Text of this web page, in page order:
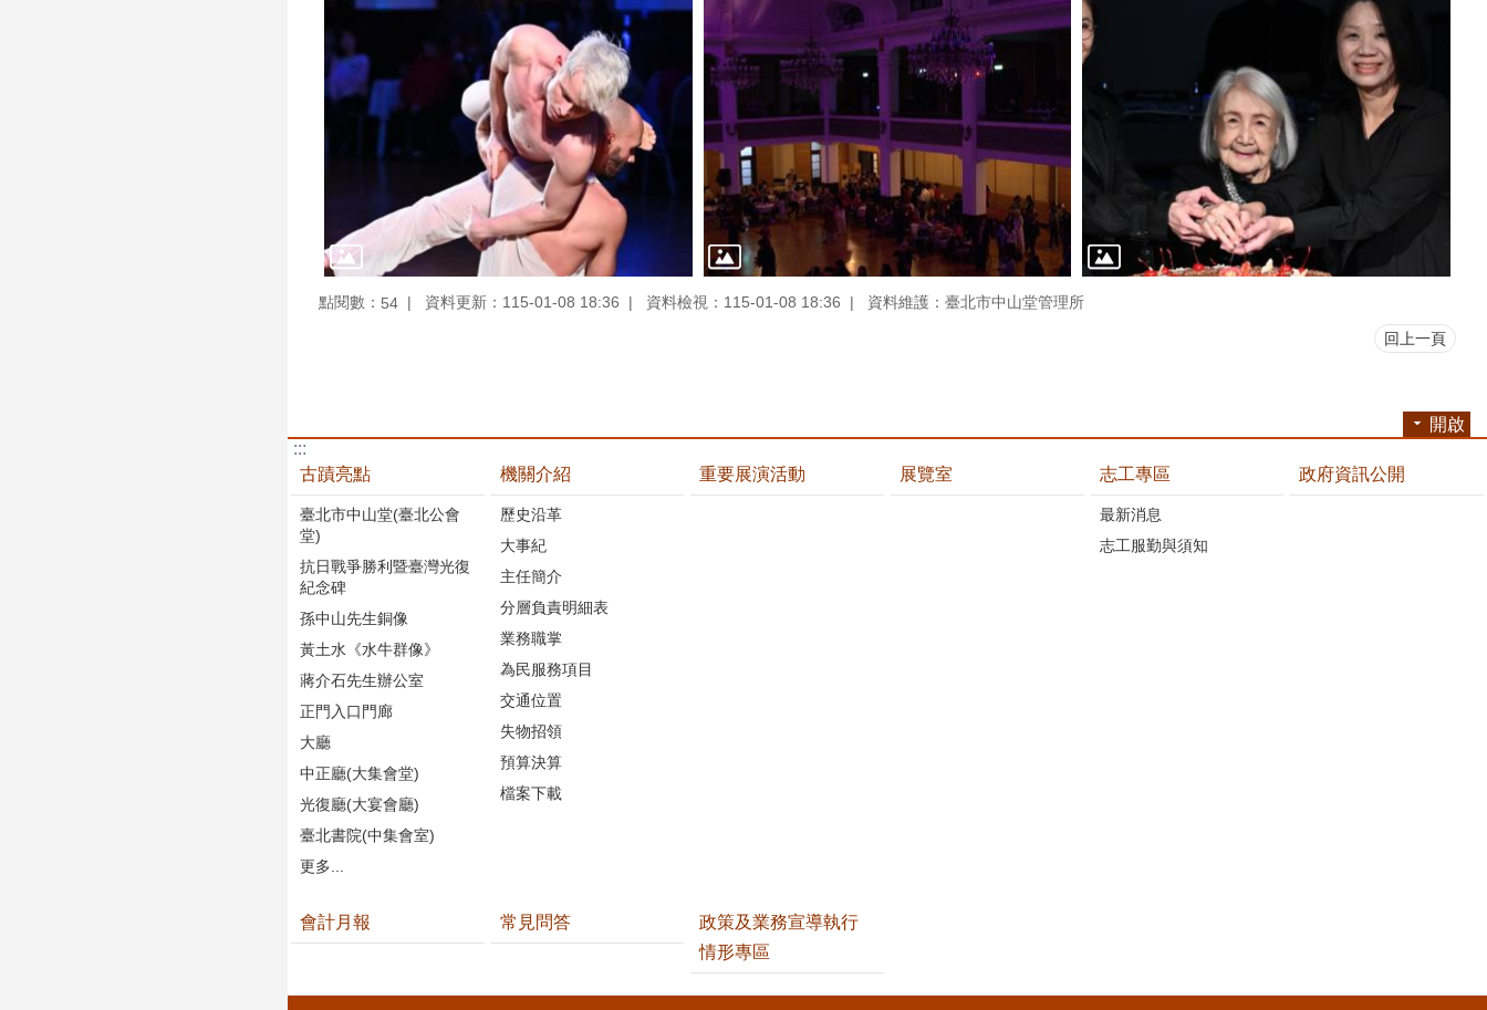
點閱數： 54 資料更新：115-01-08 18:36 資料檢視：115-01-08 18:36 資料維護：臺北市中山堂管理所
回上一頁
開啟
:::
古蹟亮點
臺北市中山堂(臺北公會
堂)
抗日戰爭勝利暨臺灣光復
紀念碑
孫中山先生銅像
黃土水《水牛群像》
蔣介石先生辦公室
正門入口門廊
大廳
中正廳(大集會堂)
光復廳(大宴會廳)
臺北書院(中集會室)
更多...
機關介紹
歷史沿革
大事紀
主任簡介
分層負責明細表
業務職掌
為民服務項目
交通位置
失物招領
預算決算
檔案下載
重要展演活動 展覽室 志工專區
最新消息
志工服勤與須知
政府資訊公開
會計月報 常見問答
政策及業務宣導執行
情形專區